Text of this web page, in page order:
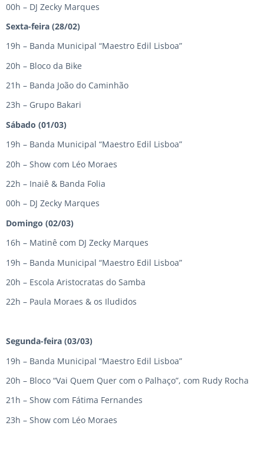
00h – DJ Zecky Marques
Sexta-feira (28/02)
19h – Banda Municipal “Maestro Edil Lisboa”
20h – Bloco da Bike
21h – Banda João do Caminhão
23h – Grupo Bakari
Sábado (01/03)
19h – Banda Municipal “Maestro Edil Lisboa”
20h – Show com Léo Moraes
22h – Inaiê & Banda Folia
00h – DJ Zecky Marques
Domingo (02/03)
16h – Matinê com DJ Zecky Marques
19h – Banda Municipal “Maestro Edil Lisboa”
20h – Escola Aristocratas do Samba
22h – Paula Moraes & os Iludidos
Segunda-feira (03/03)
19h – Banda Municipal “Maestro Edil Lisboa”
20h – Bloco “Vai Quem Quer com o Palhaço”, com Rudy Rocha
21h – Show com Fátima Fernandes
23h – Show com Léo Moraes